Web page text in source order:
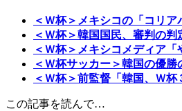
＜Ｗ杯＞メキシコの「コリ
＜Ｗ杯＞韓国国民、審判の
＜Ｗ杯＞メキシコメディア
＜Ｗ杯サッカー＞韓国の優
＜Ｗ杯＞前監督「韓国、Ｗ杯
この記事を読んで…